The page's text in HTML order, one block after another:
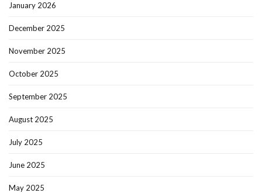
January 2026
December 2025
November 2025
October 2025
September 2025
August 2025
July 2025
June 2025
May 2025